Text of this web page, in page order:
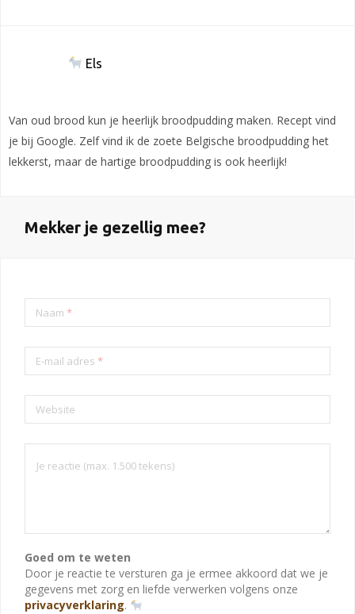
Els
Van oud brood kun je heerlijk broodpudding maken. Recept vind
je bij Google. Zelf vind ik de zoete Belgische broodpudding het
lekkerst, maar de hartige broodpudding is ook heerlijk!
Mekker je gezellig mee?
Naam *
E-mail adres *
Website
Goed om te weten
Door je reactie te versturen ga je ermee akkoord dat we je
gegevens met zorg en liefde verwerken volgens onze
privacyverklaring.